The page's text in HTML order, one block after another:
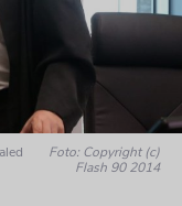
Foto: Copyright (c)
Flash 90 2014